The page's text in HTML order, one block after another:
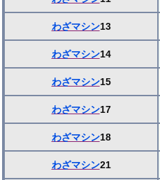
わざマシン13
わざマシン14
わざマシン15
わざマシン17
わざマシン18
わざマシン21